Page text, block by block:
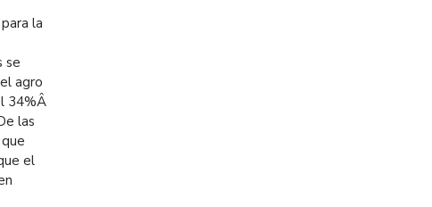
la
se
agro
34%Â
las
el